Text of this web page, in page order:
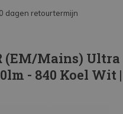
Tot 10 jaar garantie
(EM/Mains) Ultra
- 840 Koel Wit |